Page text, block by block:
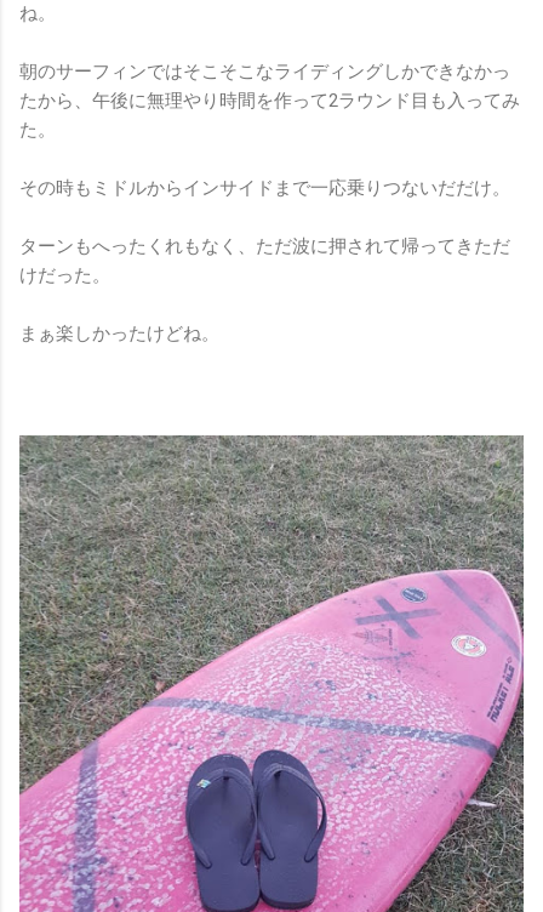
ね。
朝のサーフィンではそこそこなライディングしかできなかっ
たから、午後に無理やり時間を作って2ラウンド目も入ってみ
た。
その時もミドルからインサイドまで一応乗りつないだだけ。
ターンもへったくれもなく、ただ波に押されて帰ってきただ
けだった。
まぁ楽しかったけどね。